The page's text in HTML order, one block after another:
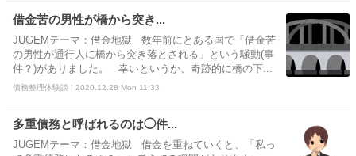
借金苦の男性が橋から突き...
JUGEMテーマ：借金地獄 数年前にとある国で「借金苦
の男性が通行人に橋から突き落とされる」という騒動(事
件？)がありました。 幸いというか、奇跡的に橋の下...
債務整理体験談 | 2020.12.28 Mon 11:33
多重債務と呼ばれるのは◯件...
JUGEMテーマ：借金地獄 借金を重ねていくと、「私っ